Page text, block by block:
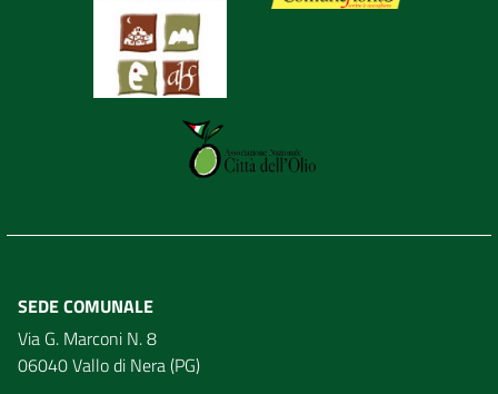
SEDE COMUNALE
Via G. Marconi N. 8
06040 Vallo di Nera (PG)